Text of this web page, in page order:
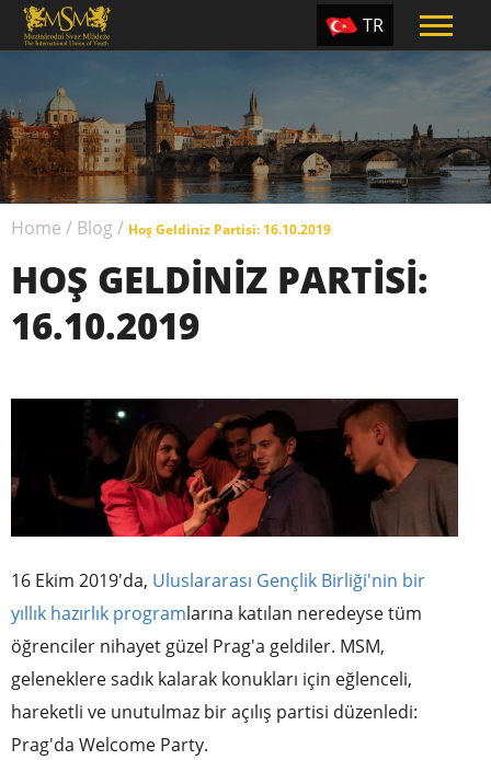
TR
PT
UA
RU
Home / Blog / Hoş Geldiniz Partisi: 16.10.2019
HOŞ GELDINIZ PARTISI:
16.10.2019
16 Ekim 2019'da, Uluslararası Gençlik Birliği'nin bir
yıllık hazırlık programlarına katılan neredeyse tüm
öğrenciler nihayet güzel Prag'a geldiler. MSM,
geleneklere sadık kalarak konukları için eğlenceli,
hareketli ve unutulmaz bir açılış partisi düzenledi:
Prag'da Welcome Party.